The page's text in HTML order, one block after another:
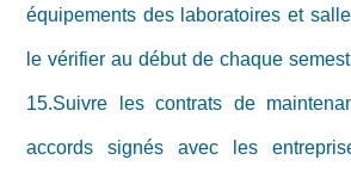
équipements des laboratoires et
le vérifier au début de chaque
15.Suivre les contrats de
accords signés avec les